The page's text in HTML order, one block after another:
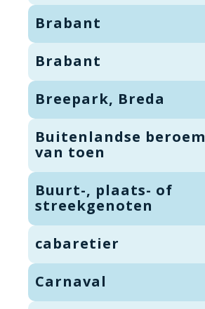
Brabant
Brabant
Breepark, Breda
Buitenlandse
van toen
Buurt-, plaats- of
streekgenoten
cabaretier
Carnaval